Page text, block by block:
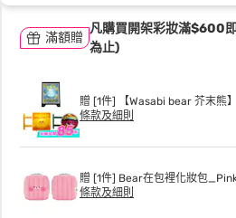
滿額贈
凡購買開架彩妝滿$600
為止)
贈 [1件] 【Wasabi bear 芥末熊
條款及細則
贈 [1件] Bear在包裡化妝包
條款及細則